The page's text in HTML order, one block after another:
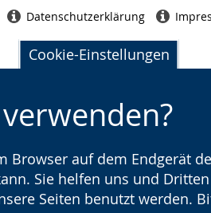
Cookie-Einstellungen
Browser auf dem Endgerät
Sie helfen uns und
Seiten benutzt werden.
Datenschutzerklärung